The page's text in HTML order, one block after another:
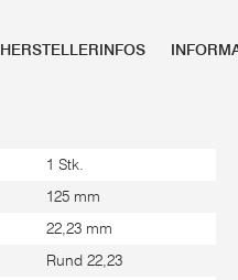
HERSTELLERINFOS
1 Stk.
125 mm
22,23 mm
Rund 22,23